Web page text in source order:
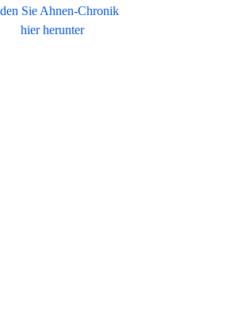
Sie Ahnen-Chronik
hier herunter